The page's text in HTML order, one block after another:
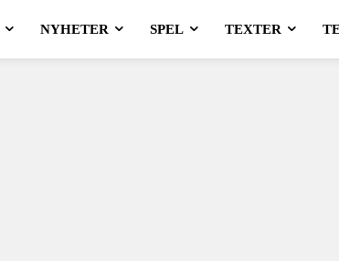
NYHETER SPEL TEXTER